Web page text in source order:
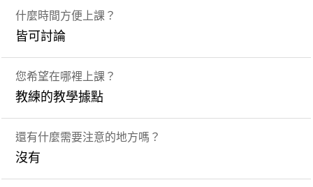
什麼時間方便上課？
皆可討論
您希望在哪裡上課？
教練的教學據點
還有什麼需要注意的地方嗎？
沒有